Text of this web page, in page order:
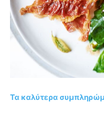
Τα καλύτερα